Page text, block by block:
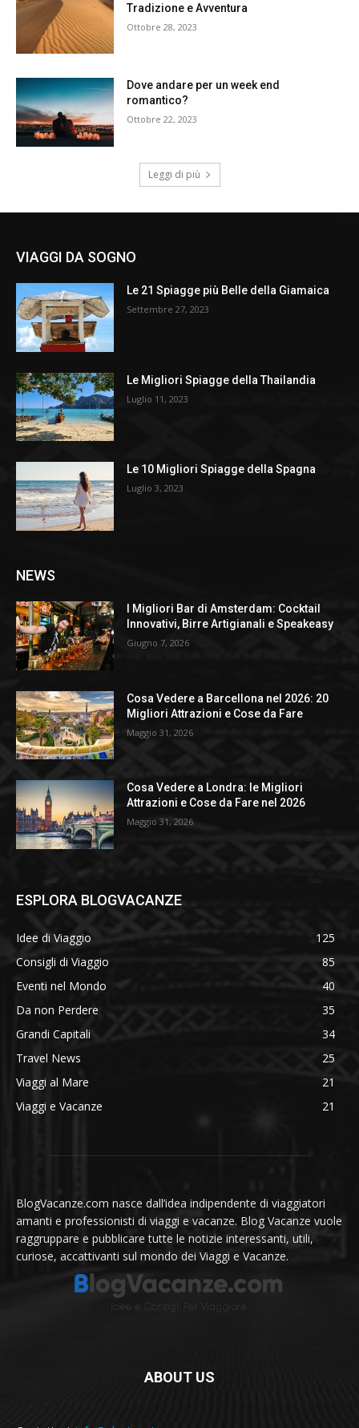
Tradizione e Avventura
Ottobre 28, 2023
Dove andare per un week end
romantico?
Ottobre 22, 2023
Leggi di più
VIAGGI DA SOGNO
Le 21 Spiagge più Belle della Giamaica
Settembre 27, 2023
Le Migliori Spiagge della Thailandia
Luglio 11, 2023
Le 10 Migliori Spiagge della Spagna
Luglio 3, 2023
NEWS
I Migliori Bar di Amsterdam: Cocktail
Innovativi, Birre Artigianali e Speakeasy
Giugno 7, 2026
Cosa Vedere a Barcellona nel 2026: 20
Migliori Attrazioni e Cose da Fare
Maggio 31, 2026
Cosa Vedere a Londra: le Migliori
Attrazioni e Cose da Fare nel 2026
Maggio 31, 2026
ESPLORA BLOGVACANZE
Idee di Viaggio
125
Consigli di Viaggio
85
Eventi nel Mondo
40
Da non Perdere
35
Grandi Capitali
34
Travel News
25
Viaggi al Mare
21
Viaggi e Vacanze
21
BlogVacanze.com nasce dall’idea indipendente di viaggiatori
amanti e professionisti di viaggi e vacanze. Blog Vacanze vuole
raggruppare e pubblicare tutte le notizie interessanti, utili,
curiose, accattivanti sul mondo dei Viaggi e Vacanze.
ABOUT US